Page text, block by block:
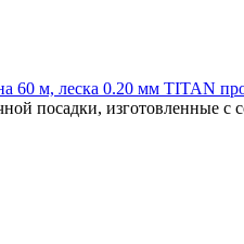
60 м, леска 0.20 мм TITAN
посадки, изготовленные с